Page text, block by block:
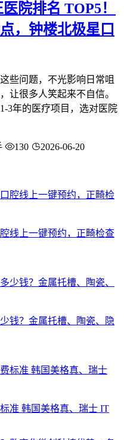
院排名 TOP5！
，钟楼北极星口
些问题，不光影响日常咀
让很多人笑起来不自信。
3年的医疗项目，选对医院
130 2026-06-20
线上一键预约，正畸检查
钱？金属托槽、陶瓷、隐
准 韩国美格真、瑞士 IT